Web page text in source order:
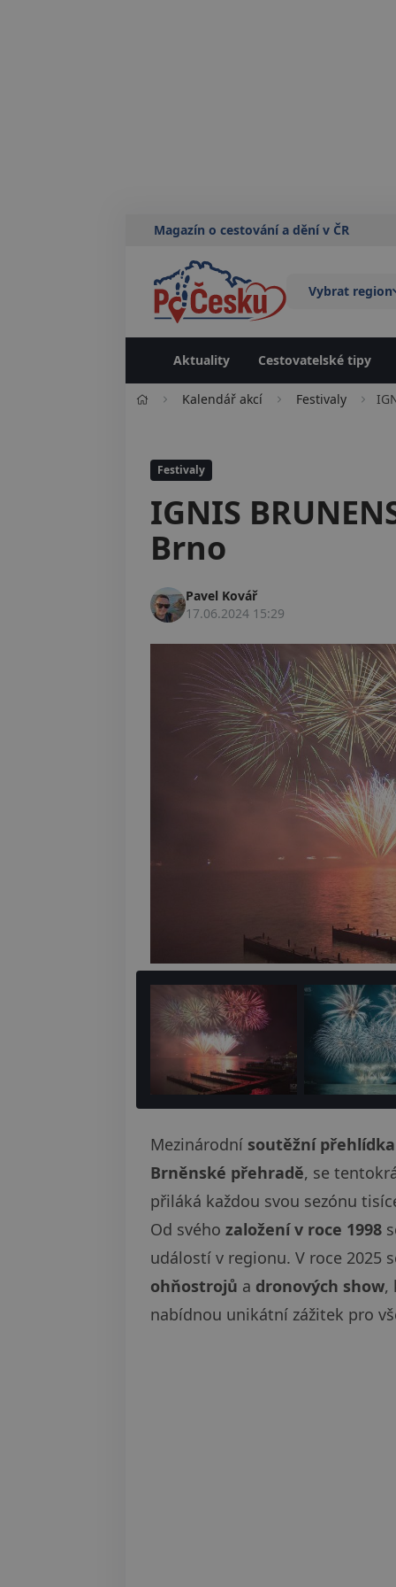
Magazín o cestování a dění v ČR
Vybrat region
Aktuality Cestovatelské tipy
Kalendář akcí Festivaly
Festivaly
IGNIS
Brno
Pavel Kovář
17.06.2024 15:29
Mezinárodní soutěžní
Brněnské přehradě, se
přiláká každou svou sezónu
Od svého založení v roce 1998
událostí v regionu. V roce 2025
ohňostrojů a dronových show,
nabídnou unikátní zážitek pro